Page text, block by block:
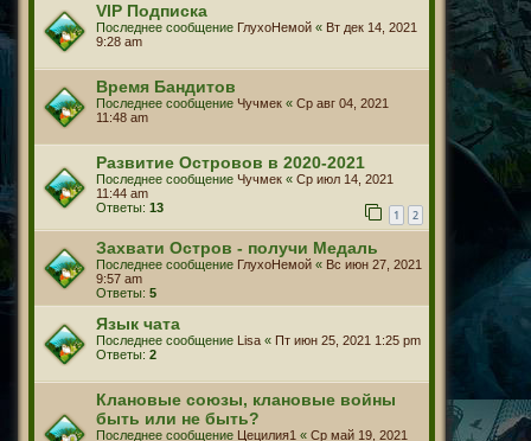
VIP Подписка
Последнее сообщение ГлухоНемой « Вт дек 14, 2021
9:28 am
Время Бандитов
Последнее сообщение Чучмек « Ср авг 04, 2021
11:48 am
Развитие Островов в 2020-2021
Последнее сообщение Чучмек « Ср июл 14, 2021
11:44 am
Ответы: 13 1 2
Захвати Остров - получи Медаль
Последнее сообщение ГлухоНемой « Вс июн 27, 2021
9:57 am
Ответы: 5
Язык чата
Последнее сообщение Lisa « Пт июн 25, 2021 1:25 pm
Ответы: 2
Клановые союзы, клановые войны
быть или не быть?
Последнее сообщение Цецилия1 « Ср май 19, 2021